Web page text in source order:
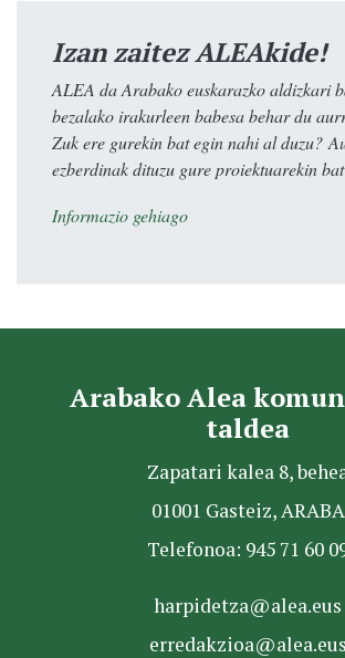
Izan zaitez ALEAkide!
ALEA da Arabako euskarazko aldizkari
bezalako irakurleen babesa behar du
Zuk ere gurekin bat egin nahi al duzu?
ezberdinak dituzu gure proiektuarekin
Informazio gehiago
Arabako Alea
taldea
Zapatari kalea 8,
01001 Gasteiz, ARABA
Telefonoa: 945 71 60
harpidetza@alea.eus
erredakzioa@alea.eus